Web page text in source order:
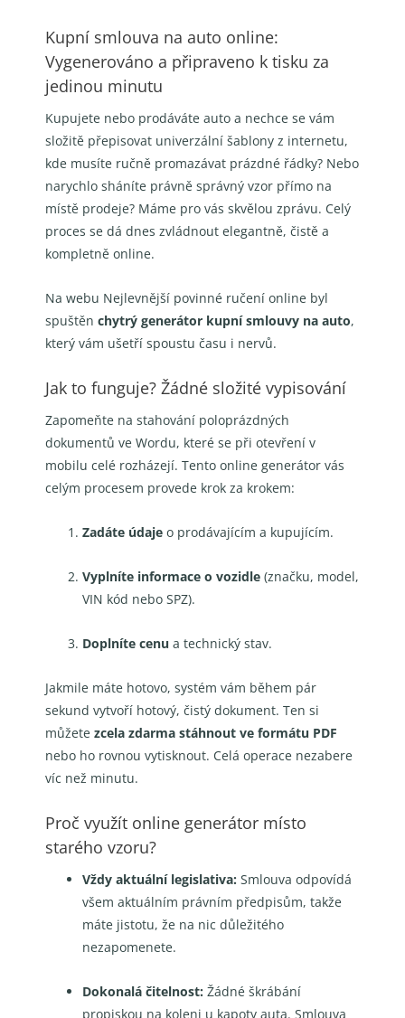
Kupní smlouva na auto online:
Vygenerováno a připraveno k tisku za
jedinou minutu
Kupujete nebo prodáváte auto a nechce se vám
složitě přepisovat univerzální šablony z internetu,
kde musíte ručně promazávat prázdné řádky? Nebo
narychlo sháníte právně správný vzor přímo na
místě prodeje? Máme pro vás skvělou zprávu. Celý
proces se dá dnes zvládnout elegantně, čistě a
kompletně online.
Na webu Nejlevnější povinné ručení online byl
spuštěn chytrý generátor kupní smlouvy na auto,
který vám ušetří spoustu času i nervů.
Jak to funguje? Žádné složité vypisování
Zapomeňte na stahování poloprázdných
dokumentů ve Wordu, které se při otevření v
mobilu celé rozházejí. Tento online generátor vás
celým procesem provede krok za krokem:
Zadáte údaje o prodávajícím a kupujícím.
Vyplníte informace o vozidle (značku, model,
VIN kód nebo SPZ).
Doplníte cenu a technický stav.
Jakmile máte hotovo, systém vám během pár
sekund vytvoří hotový, čistý dokument. Ten si
můžete zcela zdarma stáhnout ve formátu PDF
nebo ho rovnou vytisknout. Celá operace nezabere
víc než minutu.
Proč využít online generátor místo
starého vzoru?
Vždy aktuální legislativa: Smlouva odpovídá
všem aktuálním právním předpisům, takže
máte jistotu, že na nic důležitého
nezapomenete.
Dokonalá čitelnost: Žádné škrábání
propiskou na koleni u kapoty auta. Smlouva